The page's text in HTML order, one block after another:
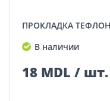
ПРОКЛАДКА
В наличии
18 MDL / шт.